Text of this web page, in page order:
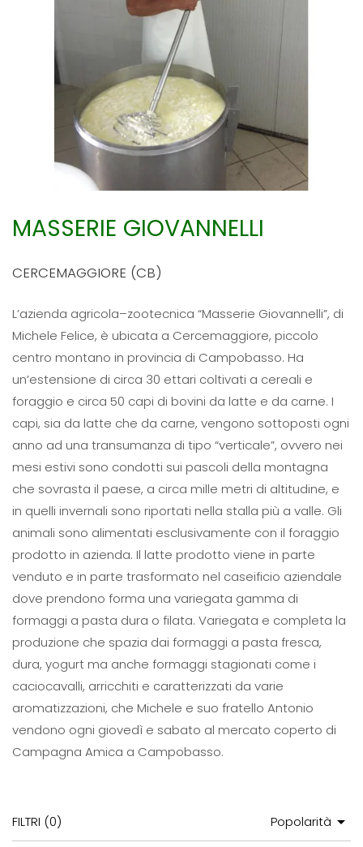
MASSERIE GIOVANNELLI
CERCEMAGGIORE (CB)
L’azienda agricola–zootecnica “Masserie Giovannelli”, di
Michele Felice, è ubicata a Cercemaggiore, piccolo
centro montano in provincia di Campobasso. Ha
un’estensione di circa 30 ettari coltivati a cereali e
foraggio e circa 50 capi di bovini da latte e da carne. I
capi, sia da latte che da carne, vengono sottoposti ogni
anno ad una transumanza di tipo “verticale”, ovvero nei
mesi estivi sono condotti sui pascoli della montagna
che sovrasta il paese, a circa mille metri di altitudine, e
in quelli invernali sono riportati nella stalla più a valle. Gli
animali sono alimentati esclusivamente con il foraggio
prodotto in azienda. Il latte prodotto viene in parte
venduto e in parte trasformato nel caseificio aziendale
dove prendono forma una variegata gamma di
formaggi a pasta dura o filata. Variegata e completa la
produzione che spazia dai formaggi a pasta fresca,
dura, yogurt ma anche formaggi stagionati come i
caciocavalli, arricchiti e caratterizzati da varie
aromatizzazioni, che Michele e suo fratello Antonio
vendono ogni giovedì e sabato al mercato coperto di
Campagna Amica a Campobasso.
FILTRI (0) Popolarità 